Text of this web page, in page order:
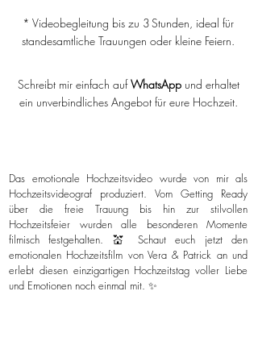
* Videobegleitung bis zu 3 Stunden, ideal für
standesamtliche Trauungen oder kleine Feiern.
Schreibt mir einfach aufWhatsAppund erhaltet
ein unverbindliches Angebot für eure Hochzeit.
Das emotionale Hochzeitsvideo wurde von mir als
Hochzeitsvideograf produziert. Vom Getting Ready
über die freie Trauung bis hin zur stilvollen
Hochzeitsfeier wurden alle besonderen Momente
filmisch festgehalten. 💒 Schaut euch jetzt den
emotionalen Hochzeitsfilm von Vera & Patrick an und
erlebt diesen einzigartigen Hochzeitstag voller Liebe
und Emotionen noch einmal mit. ✨